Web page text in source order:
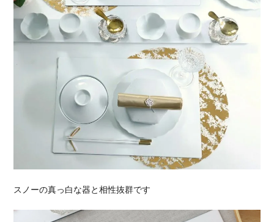
スノーの真っ白な器と相性抜群です